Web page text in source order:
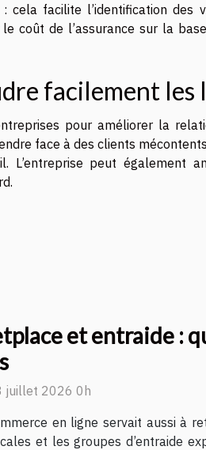
cela facilite l’identification des
coût de l’assurance sur la
facilement les
pour améliorer la
face à des clients
L’entreprise peut également
et entraide :
juillet 2026 0h
en ligne servait aussi à
et les groupes d’entraide